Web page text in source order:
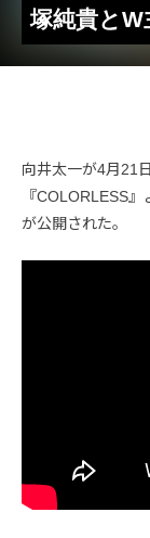
塚純貴と
向井太一が4月21
『COLORLESS
が公開された。